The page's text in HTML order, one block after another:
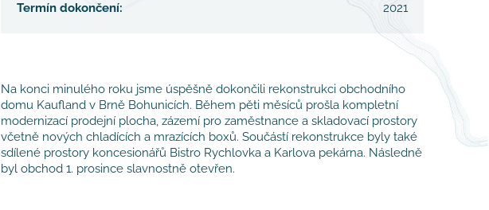
Termín dokončení: 2021
Na konci minulého roku jsme úspěšně dokončili rekonstrukci obchodního
domu Kaufland v Brně Bohunicích. Během pěti měsíců prošla kompletní
modernizací prodejní plocha, zázemí pro zaměstnance a skladovací prostory
včetně nových chladících a mrazících boxů. Součástí rekonstrukce byly také
sdílené prostory koncesionářů Bistro Rychlovka a Karlova pekárna. Následně
byl obchod 1. prosince slavnostně otevřen.